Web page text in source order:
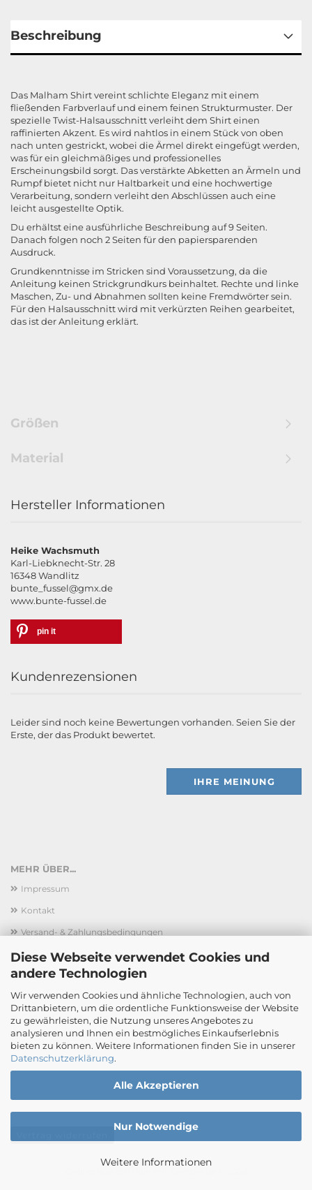
Diese Webseite verwendet Cookies und
andere Technologien
Wir verwenden Cookies und ähnliche Technologien, auch von
Drittanbietern, um die ordentliche Funktionsweise der Website
zu gewährleisten, die Nutzung unseres Angebotes zu
analysieren und Ihnen ein bestmögliches Einkaufserlebnis
bieten zu können. Weitere Informationen finden Sie in unserer
Datenschutzerklärung.
Alle Akzeptieren
Nur Notwendige
Weitere Informationen
Beschreibung
Das Malham Shirt vereint schlichte Eleganz mit einem
fließenden Farbverlauf und einem feinen Strukturmuster. Der
spezielle Twist-Halsausschnitt verleiht dem Shirt einen
raffinierten Akzent. Es wird nahtlos in einem Stück von oben
nach unten gestrickt, wobei die Ärmel direkt eingefügt werden,
was für ein gleichmäßiges und professionelles
Erscheinungsbild sorgt. Das verstärkte Abketten an Ärmeln und
Rumpf bietet nicht nur Haltbarkeit und eine hochwertige
Verarbeitung, sondern verleiht den Abschlüssen auch eine
leicht ausgestellte Optik.
Du erhältst eine ausführliche Beschreibung auf 9 Seiten.
Danach folgen noch 2 Seiten für den papiersparenden
Ausdruck.
Grundkenntnisse im Stricken sind Voraussetzung, da die
Anleitung keinen Strickgrundkurs beinhaltet. Rechte und linke
Maschen, Zu- und Abnahmen sollten keine Fremdwörter sein.
Für den Halsausschnitt wird mit verkürzten Reihen gearbeitet,
das ist der Anleitung erklärt.
Größen
Material
Hersteller Informationen
Heike Wachsmuth
Karl-Liebknecht-Str. 28
16348 Wandlitz
bunte_fussel@gmx.de
www.bunte-fussel.de
pin it
Kundenrezensionen
Leider sind noch keine Bewertungen vorhanden. Seien Sie der
Erste, der das Produkt bewertet.
IHRE MEINUNG
MEHR ÜBER...
Impressum
Kontakt
Versand- & Zahlungsbedingungen
Widerrufsrecht & Muster-Widerrufsformular
AGB
Privatsphäre und Datenschutz
Cookie Einstellungen